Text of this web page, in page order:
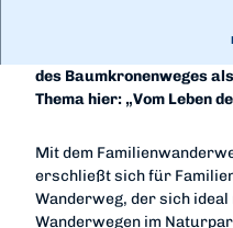
des Baumkronenweges
Thema hier: „Vom Leben
Mit dem
erschließt sich für
Wanderweg, der sich
Wanderwegen im